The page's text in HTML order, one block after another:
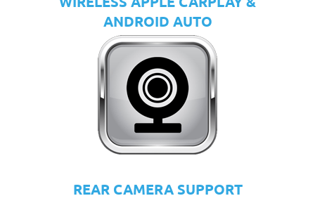
ANDROID AUTO
REAR CAMERA SUPPORT